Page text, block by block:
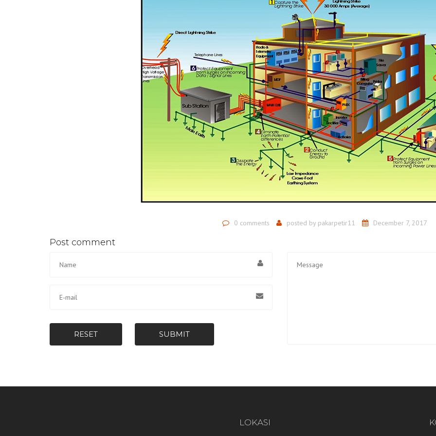
Lightning Counter /
Penghitung Sambaran
Petir
Ijin Disnaker
0 comments posted by pakarpetir11 December 7, 2017
Post comment
RESET SUBMIT
LOKASI